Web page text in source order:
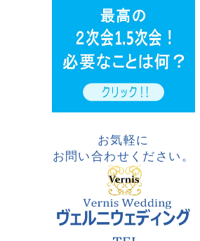
お気軽に
お問い合わせください。